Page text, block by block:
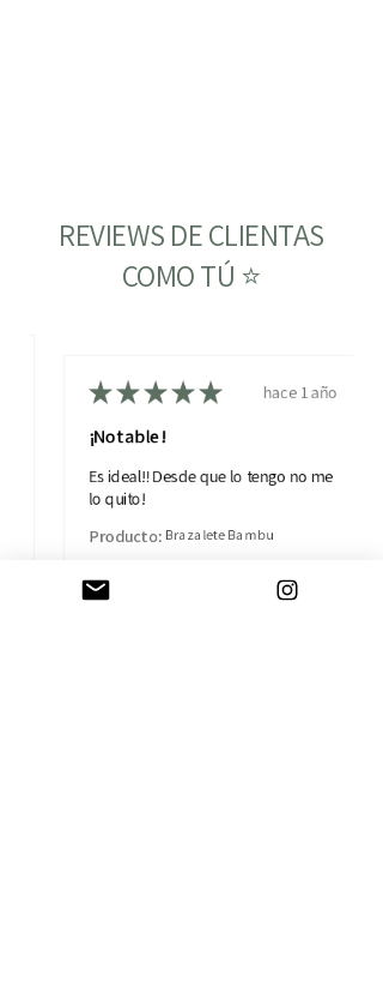
REVIEWS DE CLIENTAS
COMO TÚ ⭐
★★★★★ hace 1 año
¡Notable!
Es ideal!! Desde que lo tengo no me
lo quito!
Producto: Brazalete Bambu
Isabel B.
Madrid, MD